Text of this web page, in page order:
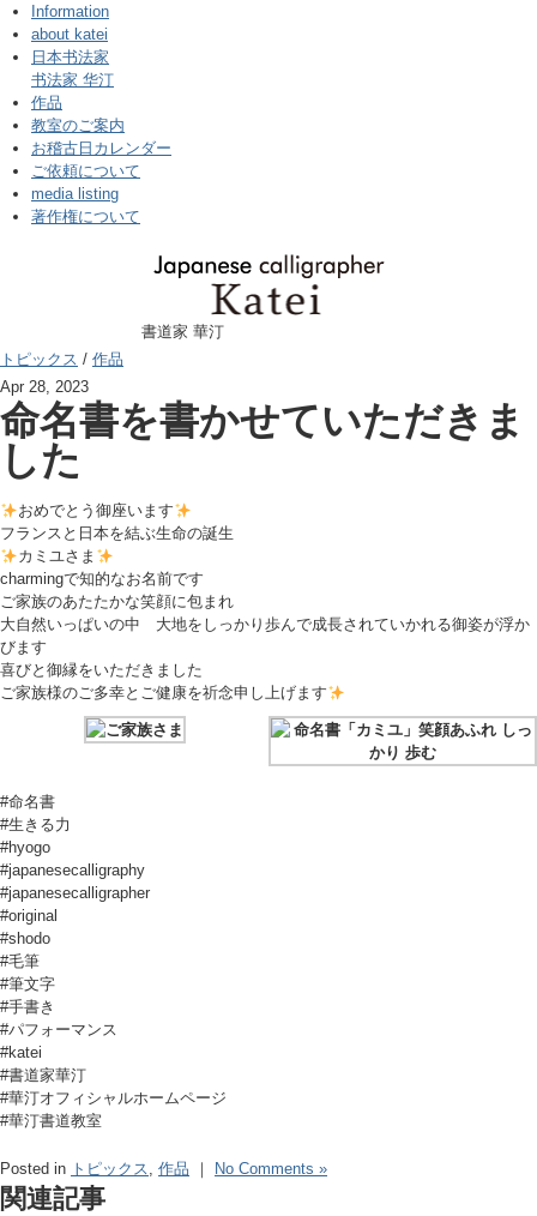
Information
about katei
日本书法家
书法家 华汀
作品
教室のご案内
お稽古日カレンダー
ご依頼について
media listing
著作権について
書道家 華汀
トピックス / 作品
Apr 28, 2023
命名書を書かせていただきま
した
おめでとう御座います
フランスと日本を結ぶ生命の誕生
カミユさま
charmingで知的なお名前です
ご家族のあたたかな笑顔に包まれ
大自然いっぱいの中 大地をしっかり歩んで成長されていかれる御姿が浮か
びます
喜びと御縁をいただきました
ご家族様のご多幸とご健康を祈念申し上げます
#命名書
#生きる力
#hyogo
#japanesecalligraphy
#japanesecalligrapher
#original
#shodo
#毛筆
#筆文字
#手書き
#パフォーマンス
#katei
#書道家華汀
#華汀オフィシャルホームページ
#華汀書道教室
Posted in トピックス, 作品 ｜ No Comments »
関連記事